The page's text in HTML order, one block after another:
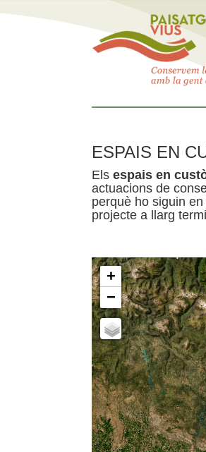
ESPAIS EN
Els espais en
actuacions de
perquè ho siguin
projecte a llarg
+
−